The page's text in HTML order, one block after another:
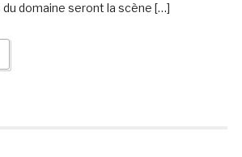
du domaine seront la scène […]